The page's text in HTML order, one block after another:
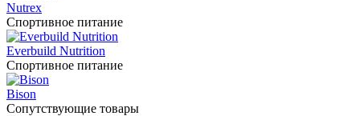
Nutrex
Спортивное питание
Everbuild Nutrition
Спортивное питание
Bison
Сопутствующие товары